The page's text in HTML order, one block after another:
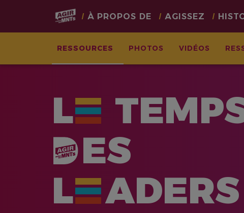
Main
navigation
À PROPOS DE AGISSEZ
RESSOURCES PHOTOS VIDÉOS
L
ES
L
ADERS